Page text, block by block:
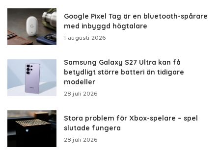
Google Pixel Tag är en bluetooth-spårare
med inbyggd högtalare
1 augusti 2026
Samsung Galaxy S27 Ultra kan få
betydligt större batteri än tidigare
modeller
28 juli 2026
Stora problem för Xbox-spelare – spel
slutade fungera
28 juli 2026